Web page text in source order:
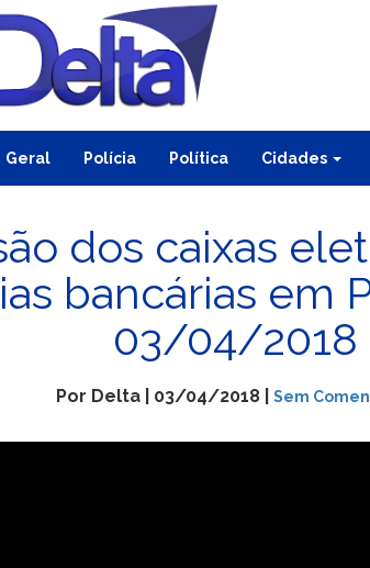
Geral Polícia Política Cidades
dos caixas
bancárias em
03/04/2018
Por Delta | 03/04/2018 | Sem